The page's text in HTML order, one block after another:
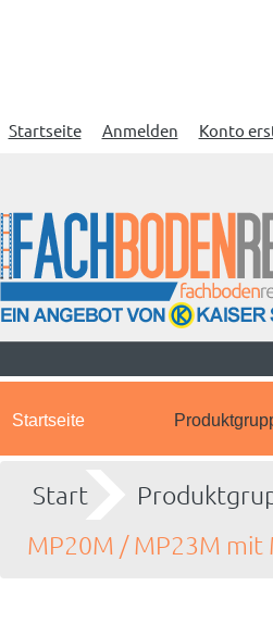
Startseite Anmelden Konto
Startseite
Start
MP20M / MP23M